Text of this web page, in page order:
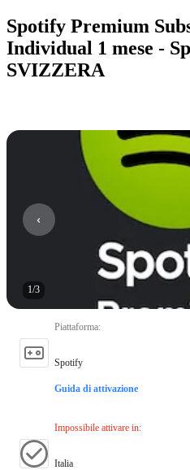
Spotify Premium
Individual 1 mese -
SVIZZERA
1/3
Piattaforma:
Spotify
Guida di attivazione
Impossibile attivare in:
Italia